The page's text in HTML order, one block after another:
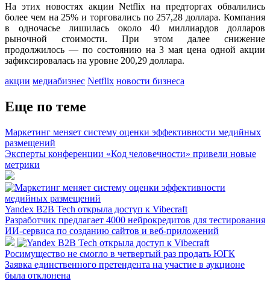
На этих новостях акции Netflix на предторгах обвалились
более чем на 25% и торговались по 257,28 доллара. Компания
в одночасье лишилась около 40 миллиардов долларов
рыночной стоимости. При этом далее снижение
продолжилось — по состоянию на 3 мая цена одной акции
зафиксировалась на уровне 200,29 доллара.
акции медиабизнес Netflix новости бизнеса
Еще по теме
Маркетинг меняет систему оценки эффективности медийных
размещений
Эксперты конференции «Код человечности» привели новые
метрики
Yandex B2B Tech открыла доступ к Vibecraft
Разработчик предлагает 4000 нейрокредитов для тестирования
ИИ-сервиса по созданию сайтов и веб-приложений
Росимущество не смогло в четвертый раз продать ЮГК
Заявка единственного претендента на участие в аукционе
была отклонена